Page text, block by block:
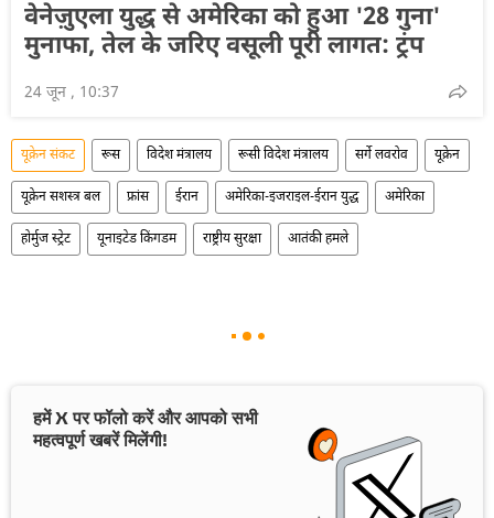
वेनेज़ुएला युद्ध से अमेरिका को हुआ '28 गुना'
मुनाफा, तेल के जरिए वसूली पूरी लागत: ट्रंप
24 जून , 10:37
यूक्रेन संकट रूस विदेश मंत्रालय रूसी विदेश मंत्रालय सर्गे लवरोव यूक्रेन
यूक्रेन सशस्त्र बल फ्रांस ईरान अमेरिका-इजराइल-ईरान युद्ध अमेरिका
होर्मुज स्ट्रेट यूनाइटेड किंगडम राष्ट्रीय सुरक्षा आतंकी हमले
हमें X पर फॉलो करें और आपको सभी
महत्वपूर्ण खबरें मिलेंगी!